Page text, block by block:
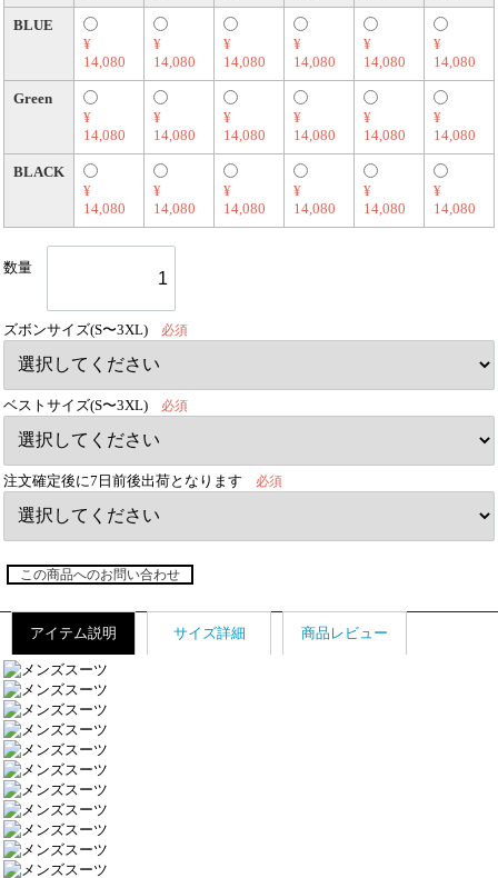
BLUE
¥
14,080
¥
14,080
¥
14,080
¥
14,080
¥
14,080
¥
14,080
Green
¥
14,080
¥
14,080
¥
14,080
¥
14,080
¥
14,080
¥
14,080
BLACK
¥
14,080
¥
14,080
¥
14,080
¥
14,080
¥
14,080
¥
14,080
数量
ズボンサイズ(S〜3XL) 必須
ベストサイズ(S〜3XL) 必須
注文確定後に7日前後出荷となります 必須
この商品へのお問い合わせ
アイテム説明 サイズ詳細 商品レビュー